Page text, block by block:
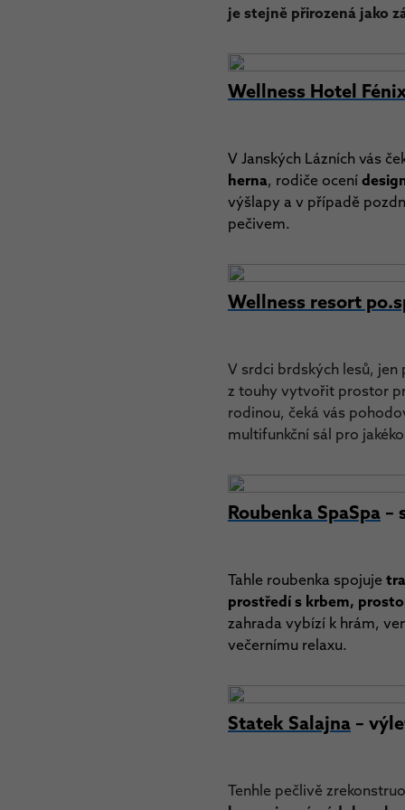
je stejně přirozená jako
Wellness Hotel
V Janských Lázních vás
herna, rodiče ocení
výšlapy a v případě
pečivem.
Wellness resort
V srdci brdských lesů,
z touhy vytvořit prostor
rodinou, čeká vás
multifunkční sál pro
Roubenka SpaSpa –
Tahle roubenka spojuje
prostředí s krbem,
zahrada vybízí k hrám,
večernímu relaxu.
Statek Salajna –
Tenhle pečlivě